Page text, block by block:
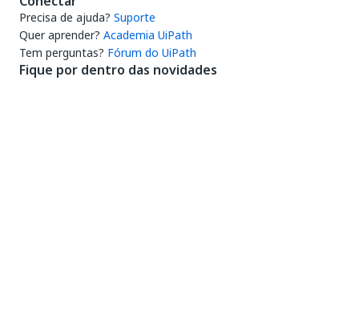
Precisa de ajuda? Suporte
Quer aprender? Academia UiPath
Tem perguntas? Fórum do UiPath
Fique por dentro das novidades